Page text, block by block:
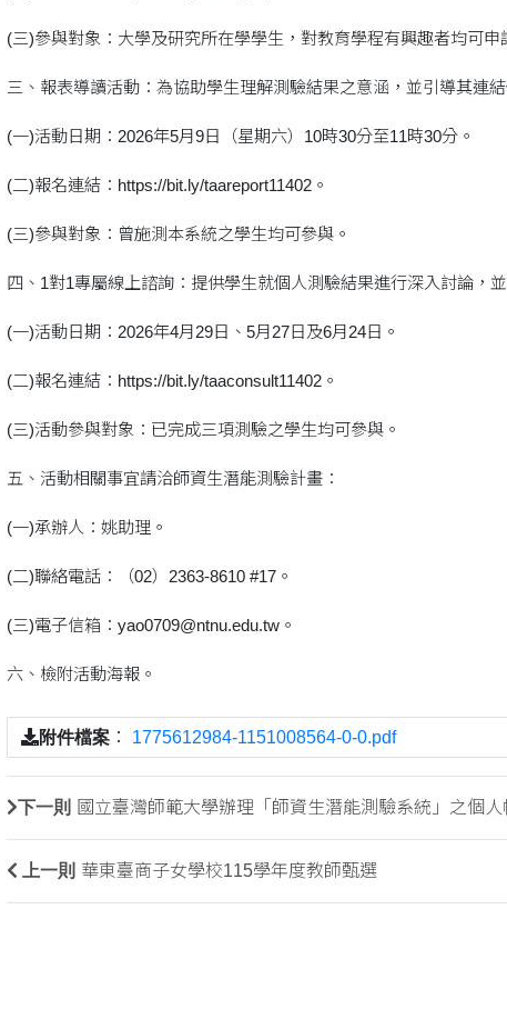
(三)參與對象：大學及研究所在學學生，對教育學程有興趣者均可申
三、報表導讀活動：為協助學生理解測驗結果之意涵，並引導其連
(一)活動日期：2026年5月9日（星期六）10時30分至11時30分。
(二)報名連結：https://bit.ly/taareport11402。
(三)參與對象：曾施測本系統之學生均可參與。
四、1對1專屬線上諮詢：提供學生就個人測驗結果進行深入討論，
(一)活動日期：2026年4月29日、5月27日及6月24日。
(二)報名連結：https://bit.ly/taaconsult11402。
(三)活動參與對象：已完成三項測驗之學生均可參與。
五、活動相關事宜請洽師資生潛能測驗計畫：
(一)承辦人：姚助理。
(二)聯絡電話：（02）2363-8610 #17。
(三)電子信箱：yao0709@ntnu.edu.tw。
六、檢附活動海報。
附件檔案 ： 1775612984-1151008564-0-0.pdf
下一則 國立臺灣師範大學辦理「師資生潛能測驗系統」之個
上一則 華東臺商子女學校115學年度教師甄選